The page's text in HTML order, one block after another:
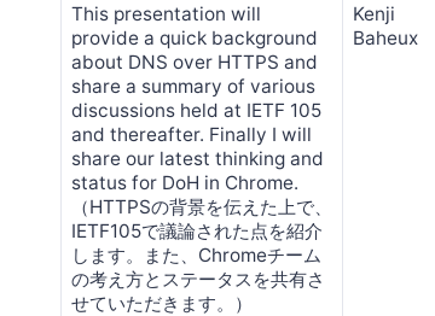
This presentation will
provide a quick background
about DNS over HTTPS and
share a summary of various
discussions held at IETF 105
and thereafter. Finally I will
share our latest thinking and
status for DoH in Chrome.
（HTTPSの背景を伝えた上で、
IETF105で議論された点を紹介
します。また、Chromeチーム
の考え方とステータスを共有さ
せていただきます。）
Kenji
Baheux